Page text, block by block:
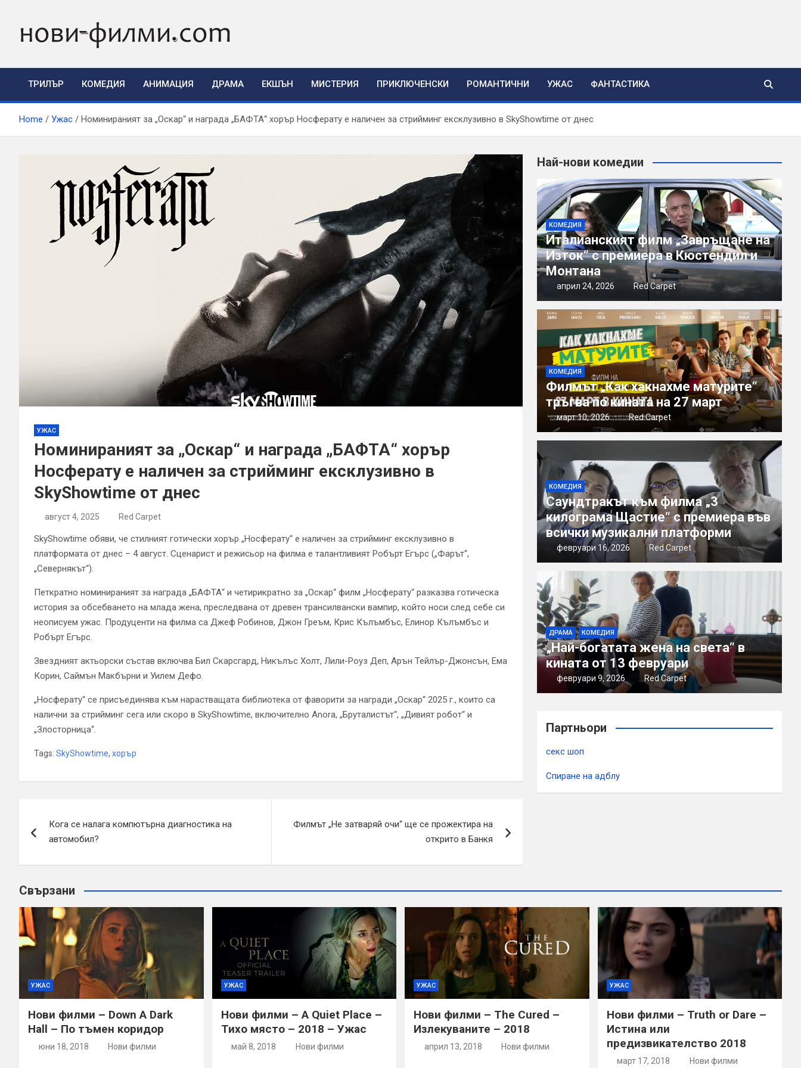
content
ТРИЛЪР КОМЕДИЯ АНИМАЦИЯ ДРАМА ЕКШЪН МИСТЕРИЯ ПРИКЛЮЧЕНСКИ РОМАНТИЧНИ УЖАС ФАНТАСТИКА
Home Ужас Номинираният за „Оскар“ и награда „БАФТА“ хорър Носферату е наличен за стрийминг ексклузивно в SkyShowtime от днес
УЖАС
Номинираният за „Оскар“ и награда „БАФТА“ хорър
Носферату е наличен за стрийминг ексклузивно в
SkyShowtime от днес
август 4, 2025 Red Carpet
SkyShowtime обяви, че стилният готически хорър „Носферату“ е наличен за стрийминг ексклузивно в
платформата от днес – 4 август. Сценарист и режисьор на филма е талантливият Робърт Егърс („Фарът“,
„Севернякът“).
Петкратно номинираният за награда „БАФТА“ и четирикратно за „Оскар“ филм „Носферату“ разказва готическа
история за обсебването на млада жена, преследвана от древен трансилвански вампир, който носи след себе си
неописуем ужас. Продуценти на филма са Джеф Робинов, Джон Греъм, Крис Кълъмбъс, Елинор Кълъмбъс и
Робърт Егърс.
Звездният актьорски състав включва Бил Скарсгард, Никълъс Холт, Лили-Роуз Деп, Арън Тейлър-Джонсън, Ема
Корин, Саймън Макбърни и Уилем Дефо.
„Носферату“ се присъединява към нарастващата библиотека от фаворити за награди „Оскар“ 2025 г., които са
налични за стрийминг сега или скоро в SkyShowtime, включително Anora, „Бруталистът“, „Дивият робот“ и
„Злосторница“.
Tags: SkyShowtime, хорър
Кога се налага компютърна диагностика на
автомобил?
Филмът „Не затваряй очи“ ще се прожектира на
открито в Банкя
Най-нови комедии
КОМЕДИЯ
Италианският филм „Завръщане на
Изток“ с премиера в Кюстендил и
Монтана
април 24, 2026 Red Carpet
КОМЕДИЯ
Филмът „Как хакнахме матурите“
тръгва по кината на 27 март
март 10, 2026 Red Carpet
КОМЕДИЯ
Саундтракът към филма „3
килограма Щастие“ с премиера във
всички музикални платформи
февруари 16, 2026 Red Carpet
ДРАМА КОМЕДИЯ
„Най-богатата жена на света“ в
кината от 13 февруари
февруари 9, 2026 Red Carpet
Партньори
секс шоп
Спиране на адблу
Свързани
УЖАС
Нови филми – Down A Dark
Hall – По тъмен коридор
юни 18, 2018 Нови филми
УЖАС
Нови филми – A Quiet Place –
Тихо място – 2018 – Ужас
май 8, 2018 Нови филми
УЖАС
Нови филми – The Cured –
Излекуваните – 2018
април 13, 2018 Нови филми
УЖАС
Нови филми – Truth or Dare –
Истина или
предизвикателство 2018
март 17, 2018 Нови филми